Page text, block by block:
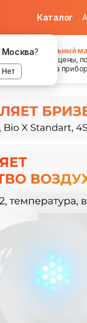
Москва?
Нет
Каталог
Федеральный
хорошие цены,
установка